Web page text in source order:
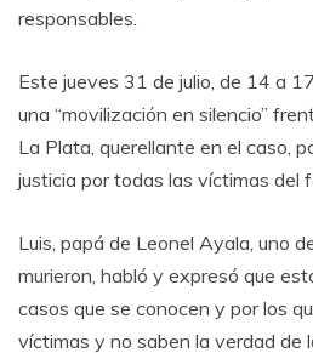
responsables.
Este jueves 31 de julio, de 14 a
una “movilización en silencio”
La Plata, querellante en el caso,
justicia por todas las víctimas del
Luis, papá de Leonel Ayala, uno
murieron, habló y expresó que
casos que se conocen y por los
víctimas y no saben la verdad de